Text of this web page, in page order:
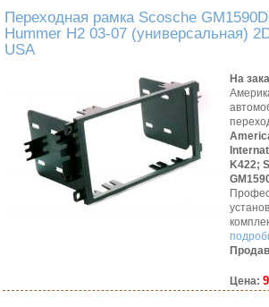
Переходная рамка Scosche
Hummer H2 03-07 (универсальная)
USA
На
K422;
Цена: